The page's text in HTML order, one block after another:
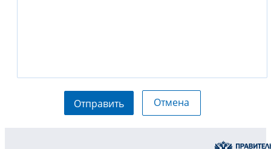
Отправить Отмена